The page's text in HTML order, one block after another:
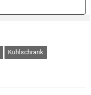
Kühlschrank